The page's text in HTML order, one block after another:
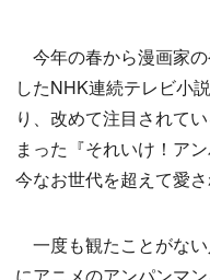
今年の春から漫画家
したNHK連続テレビ小
り、改めて注目されて
まった『それいけ！ア
今なお世代を超えて愛
一度も観たことがな